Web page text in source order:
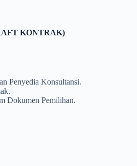
KONTRAK)
Penyedia Konsultansi.
Dokumen Pemilihan.